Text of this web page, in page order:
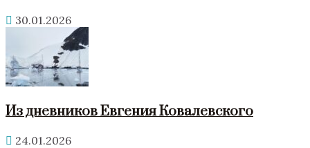
30.01.2026
Из дневников Евгения Ковалевского
24.01.2026